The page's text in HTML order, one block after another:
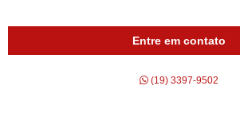
Entre em contato
(19) 3397-9502